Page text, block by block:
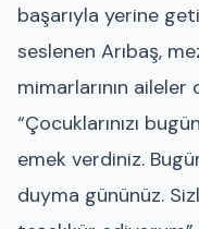
başarıyla yerine
seslenen Arıbaş,
mimarlarının
“Çocuklarınızı
emek verdiniz.
duyma gününüz.